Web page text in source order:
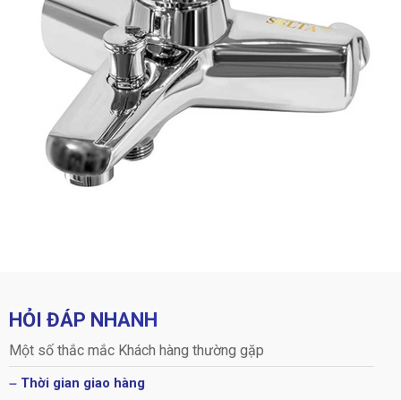
HỎI ĐÁP NHANH
Một số thắc mắc Khách hàng thường gặp
Thời gian giao hàng